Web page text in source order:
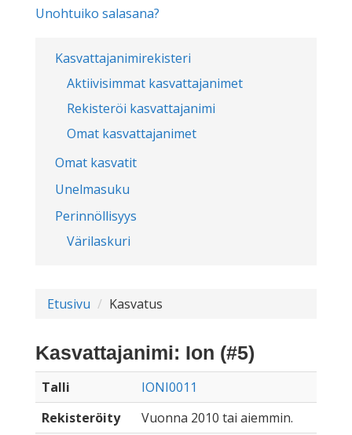
Kasvattajanimirekisteri
Aktiivisimmat kasvattajanimet
Rekisteröi kasvattajanimi
Omat kasvattajanimet
Omat kasvatit
Unelmasuku
Perinnöllisyys
Värilaskuri
Unohtuiko salasana?
Etusivu Kasvatus
Kasvattajanimi: Ion (#5)
Talli
IONI0011
Rekisteröity
Vuonna 2010 tai aiemmin.